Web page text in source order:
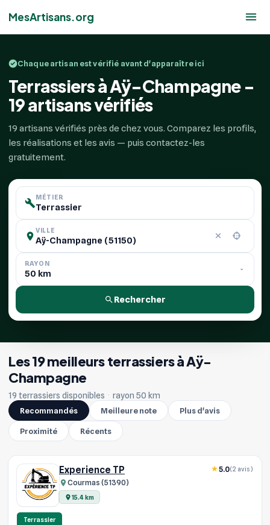
MesArtisans.org
Chaque artisan est vérifié avant d'apparaître ici
Terrassiers à Aÿ-Champagne -
19 artisans vérifiés
19 artisans vérifiés près de chez vous. Comparez les profils,
les réalisations et les avis — puis contactez-les
gratuitement.
MÉTIER
VILLE
RAYON
Rechercher
Les 19 meilleurs terrassiers à Aÿ-
Champagne
19 terrassiers disponibles · rayon 50 km
Recommandés
Meilleure note Plus d'avis
Proximité Récents
Experience TP
Courmas (51390)
15.4 km
5.0(2 avis)
Terrassier